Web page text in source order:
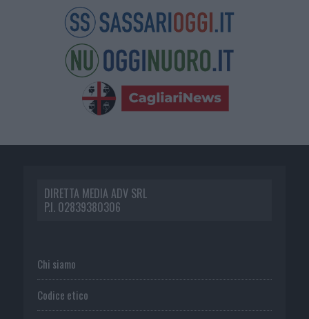
DIRETTA MEDIA ADV SRL
P.I. 02839380306
Chi siamo
Codice etico